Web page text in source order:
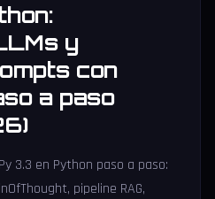
y
con
a paso
3.3 en Python paso a paso:
pipeline RAG,